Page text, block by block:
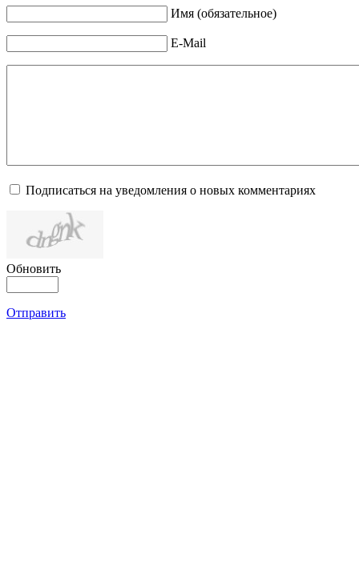
Имя (обязательное)
E-Mail
Подписаться на уведомления о новых комментариях
Обновить
Отправить